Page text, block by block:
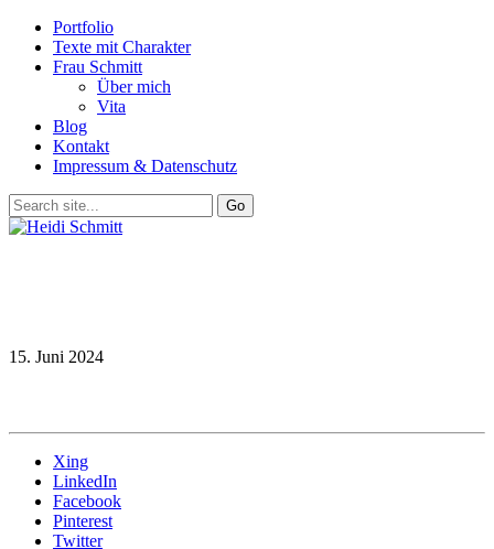
Portfolio
Texte mit Charakter
Frau Schmitt
Über mich
Vita
Blog
Kontakt
Impressum & Datenschutz
15. Juni 2024
Xing
LinkedIn
Facebook
Pinterest
Twitter